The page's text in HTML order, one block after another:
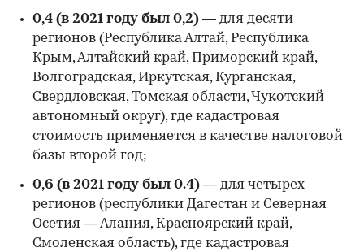
0,4 (в 2021 году был 0,2) — для десяти
регионов (Республика Алтай, Республика
Крым, Алтайский край, Приморский край,
Волгоградская, Иркутская, Курганская,
Свердловская, Томская области, Чукотский
автономный округ), где кадастровая
стоимость применяется в качестве налоговой
базы второй год;
0,6 (в 2021 году был 0.4) — для четырех
регионов (республики Дагестан и Северная
Осетия — Алания, Красноярский край,
Смоленская область), где кадастровая